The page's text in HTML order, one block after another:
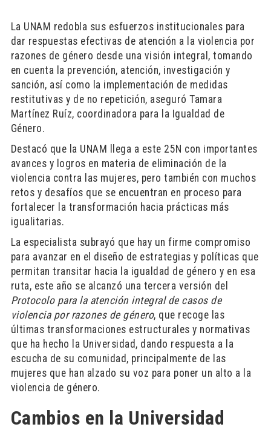
La UNAM redobla sus esfuerzos institucionales para
dar respuestas efectivas de atención a la violencia por
razones de género desde una visión integral, tomando
en cuenta la prevención, atención, investigación y
sanción, así como la implementación de medidas
restitutivas y de no repetición, aseguró Tamara
Martínez Ruíz, coordinadora para la Igualdad de
Género.
Destacó que la UNAM llega a este 25N con importantes
avances y logros en materia de eliminación de la
violencia contra las mujeres, pero también con muchos
retos y desafíos que se encuentran en proceso para
fortalecer la transformación hacia prácticas más
igualitarias.
La especialista subrayó que hay un firme compromiso
para avanzar en el diseño de estrategias y políticas que
permitan transitar hacia la igualdad de género y en esa
ruta, este año se alcanzó una tercera versión del
Protocolo para la atención integral de casos de
violencia por razones de género, que recoge las
últimas transformaciones estructurales y normativas
que ha hecho la Universidad, dando respuesta a la
escucha de su comunidad, principalmente de las
mujeres que han alzado su voz para poner un alto a la
violencia de género.
Cambios en la Universidad